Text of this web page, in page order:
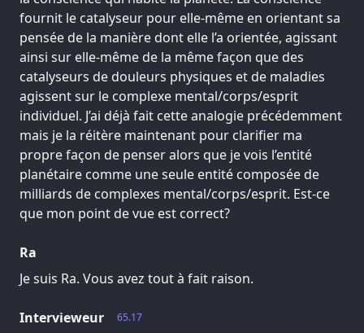
fournit le catalyseur pour elle-même en orientant sa
pensée de la manière dont elle l’a orientée, agissant
ainsi sur elle-même de la même façon que des
catalyseurs de douleurs physiques et de maladies
agissent sur le complexe mental/corps/esprit
individuel. J’ai déjà fait cette analogie précédemment
mais je la réitère maintenant pour clarifier ma
propre façon de penser alors que je vois l’entité
planétaire comme une seule entité composée de
milliards de complexes mental/corps/esprit. Est-ce
que mon point de vue est correct?
Ra
Je suis Ra. Vous avez tout à fait raison.
65.17
Intervieweur